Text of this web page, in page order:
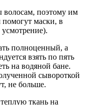
волосам, поэтому им
помогут маски, в
полноценный, а
взять по пять
на водяной бане.
сывороткой
не больше.
ткань на